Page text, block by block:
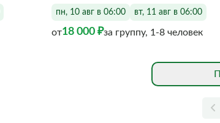
пн, 10 авг в 06:00 вт, 11 авг в 06:00
от18 000 ₽за группу, 1-8 человек